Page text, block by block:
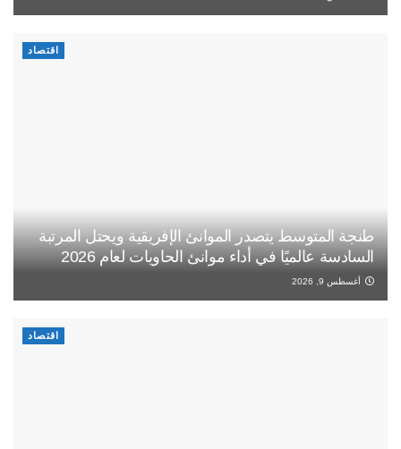
اقتصاد
طنجة المتوسط يتصدر الموانئ الإفريقية ويحتل المرتبة
السادسة عالميًا في أداء موانئ الحاويات لعام 2026
أغسطس 9, 2026
اقتصاد